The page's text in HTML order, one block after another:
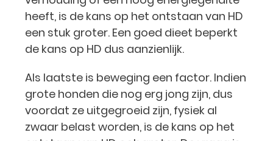
heeft, is de kans op het ontstaan van HD
een stuk groter. Een goed dieet beperkt
de kans op HD dus aanzienlijk.
Als laatste is beweging een factor. Indien
grote honden die nog erg jong zijn, dus
voordat ze uitgegroeid zijn, fysiek al
zwaar belast worden, is de kans op het